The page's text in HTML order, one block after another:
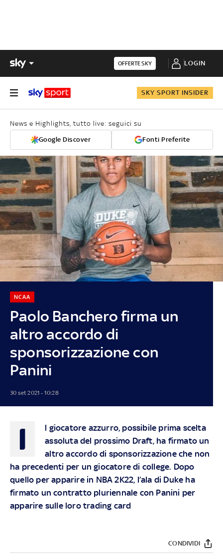
OFFERTE SKY LOGIN
SKY SPORT INSIDER
News e Highlights, tutto live: seguici su
Google Discover Fonti Preferite
Paolo Banchero firma un
altro accordo di
sponsorizzazione con
Panini
NCAA
30 set 2021 - 10:28
I
l giocatore azzurro, possibile prima scelta
assoluta del prossimo Draft, ha firmato un
altro accordo di sponsorizzazione che non
ha precedenti per un giocatore di college. Dopo
quello per apparire in NBA 2K22, l’ala di Duke ha
firmato un contratto pluriennale con Panini per
apparire sulle loro trading card
CONDIVIDI